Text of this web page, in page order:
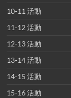
10-11 活動
11-12 活動
12-13 活動
13-14 活動
14-15 活動
15-16 活動